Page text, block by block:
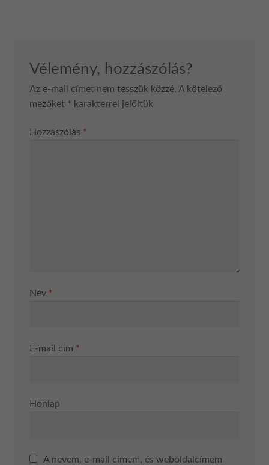
Vélemény, hozzászólás?
Az e-mail címet nem tesszük közzé. A kötelező
mezőket * karakterrel jelöltük
Hozzászólás *
Név *
E-mail cím *
Honlap
A nevem, e-mail címem, és weboldalcímem